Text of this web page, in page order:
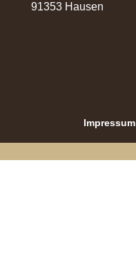
91353 Hausen
Impressum